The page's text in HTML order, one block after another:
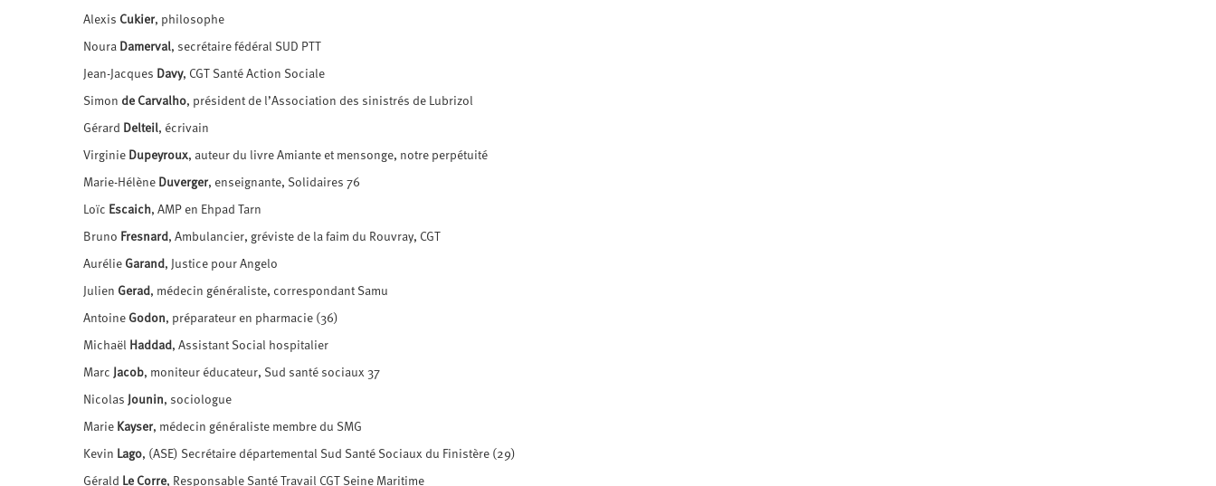
Alexis Cukier, philosophe
Noura Damerval, secrétaire fédéral SUD PTT
Jean-Jacques Davy, CGT Santé Action Sociale
Simon de Carvalho, président de l’Association des sinistrés de Lubrizol
Gérard Delteil, écrivain
Virginie Dupeyroux, auteur du livre Amiante et mensonge, notre perpétuité
Marie-Hélène Duverger, enseignante, Solidaires 76
Loïc Escaich, AMP en Ehpad Tarn
Bruno Fresnard, Ambulancier, gréviste de la faim du Rouvray, CGT
Aurélie Garand, Justice pour Angelo
Julien Gerad, médecin généraliste, correspondant Samu
Antoine Godon, préparateur en pharmacie (36)
Michaël Haddad, Assistant Social hospitalier
Marc Jacob, moniteur éducateur, Sud santé sociaux 37
Nicolas Jounin, sociologue
Marie Kayser, médecin généraliste membre du SMG
Kevin Lago, (ASE) Secrétaire départemental Sud Santé Sociaux du Finistère (29)
Gérald Le Corre, Responsable Santé Travail CGT Seine Maritime